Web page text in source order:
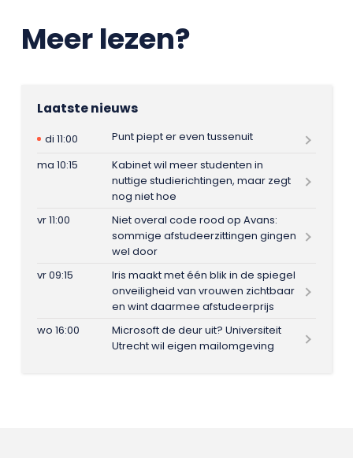
Meer lezen?
Laatste nieuws
di 11:00
Punt piept er even tussenuit
ma 10:15
Kabinet wil meer studenten in
nuttige studierichtingen, maar zegt
nog niet hoe
vr 11:00
Niet overal code rood op Avans:
sommige afstudeerzittingen gingen
wel door
vr 09:15
Iris maakt met één blik in de spiegel
onveiligheid van vrouwen zichtbaar
en wint daarmee afstudeerprijs
wo 16:00
Microsoft de deur uit? Universiteit
Utrecht wil eigen mailomgeving